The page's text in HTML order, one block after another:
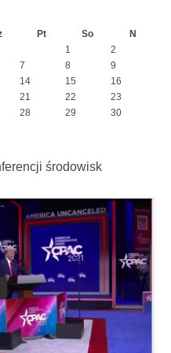
Pt So
N
1
2
7 8
9
14 15
16
21 22
23
28 29
30
środowisk